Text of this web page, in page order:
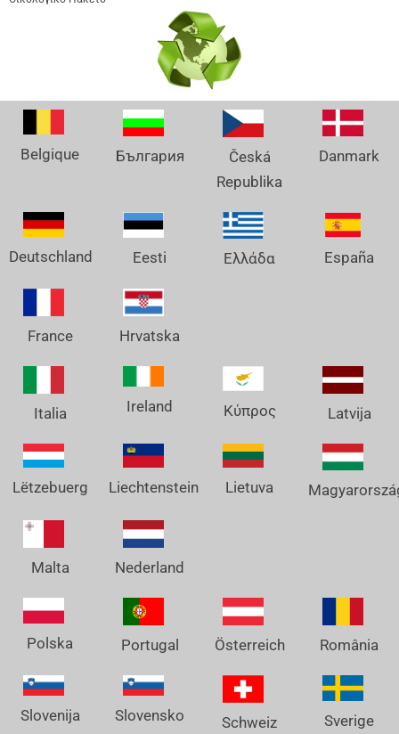
Belgique България
Česká
Republika
Danmark
Deutschland Eesti Ελλάδα España
France Hrvatska
Italia Ireland Κύπρος Latvija
Lëtzebuerg Liechtenstein Lietuva
Malta Nederland
Polska Portugal Österreich România
Slovenija Slovensko Schweiz Sverige